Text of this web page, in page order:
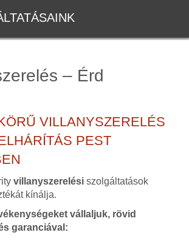
– Érd
VILLANYSZERELÉS
PEST
villanyszerelésiszolgáltatások
kínálja.
vállaljuk, rövid
garanciával: